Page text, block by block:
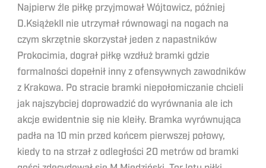
Najpierw źle piłkę przyjmował Wójtowicz, później
D.KsiążekII nie utrzymał równowagi na nogach na
czym skrzętnie skorzystał jeden z napastników
Prokocimia, dograł piłkę wzdłuż bramki gdzie
formalności dopełnił inny z ofensywnych zawodników
z Krakowa. Po stracie bramki niepołomiczanie chcieli
jak najszybciej doprowadzić do wyrównania ale ich
akcje ewidentnie się nie kleiły. Bramka wyrównująca
padła na 10 min przed końcem pierwszej połowy,
kiedy to na strzał z odległości 20 metrów od bramki